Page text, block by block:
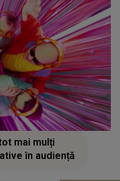
mai mulți
în audiență